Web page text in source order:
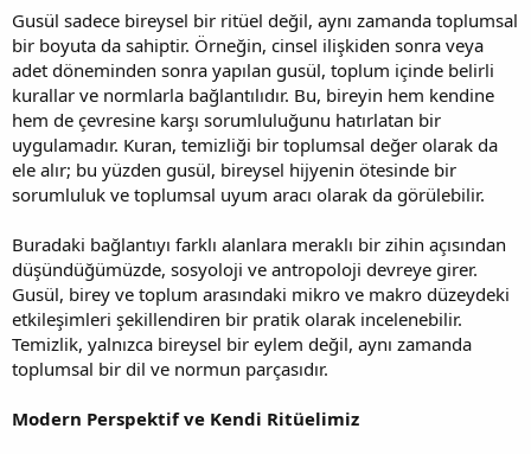
Gusül sadece bireysel bir ritüel değil, aynı zamanda toplumsal
bir boyuta da sahiptir. Örneğin, cinsel ilişkiden sonra veya
adet döneminden sonra yapılan gusül, toplum içinde belirli
kurallar ve normlarla bağlantılıdır. Bu, bireyin hem kendine
hem de çevresine karşı sorumluluğunu hatırlatan bir
uygulamadır. Kuran, temizliği bir toplumsal değer olarak da
ele alır; bu yüzden gusül, bireysel hijyenin ötesinde bir
sorumluluk ve toplumsal uyum aracı olarak da görülebilir.
Buradaki bağlantıyı farklı alanlara meraklı bir zihin açısından
düşündüğümüzde, sosyoloji ve antropoloji devreye girer.
Gusül, birey ve toplum arasındaki mikro ve makro düzeydeki
etkileşimleri şekillendiren bir pratik olarak incelenebilir.
Temizlik, yalnızca bireysel bir eylem değil, aynı zamanda
toplumsal bir dil ve normun parçasıdır.
Modern Perspektif ve Kendi Ritüelimiz